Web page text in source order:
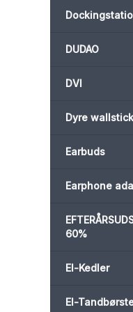
DUDAO
DVI
Dyre
Earbuds
Earphone
60%
El-Kedler
El-